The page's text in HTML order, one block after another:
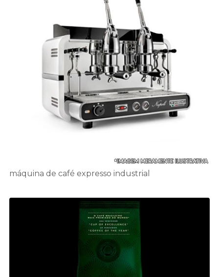
máquina de café expresso industrial